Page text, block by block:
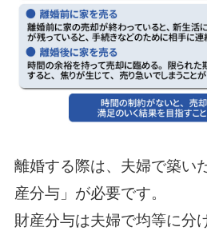
離婚する際は、夫婦で築い
産分与」が必要です。
財産分与は夫婦で均等に分